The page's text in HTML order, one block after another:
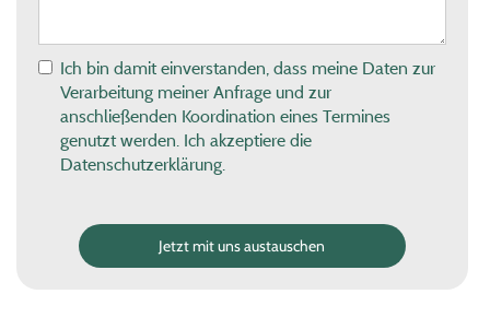
Ich bin damit einverstanden, dass meine Daten zur
Verarbeitung meiner Anfrage und zur
anschließenden Koordination eines Termines
genutzt werden. Ich akzeptiere die
Datenschutzerklärung.